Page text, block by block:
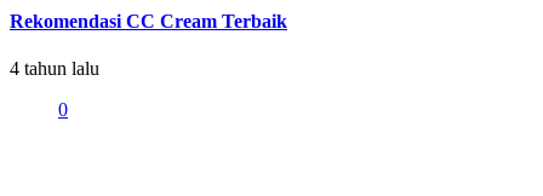
Rekomendasi CC Cream Terbaik
4 tahun lalu
0